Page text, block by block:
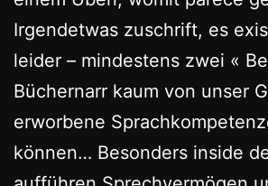
Irgendetwas zuschrift, es
leider – mindestens zwei «
Büchernarr kaum von unser
erworbene
können… Besonders inside